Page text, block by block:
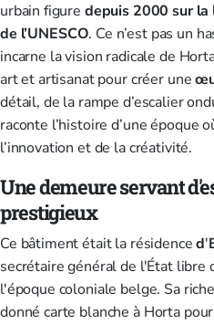
urbain figure depuis 2000 sur
de l’UNESCO. Ce n’est pas un
incarne la vision radicale de
art et artisanat pour créer une
détail, de la rampe d’escalier
raconte l’histoire d’une époque
l’innovation et de la créativité.
Une demeure servant
prestigieux
Ce bâtiment était la résidenced'
secrétaire général de l'État libre
l'époque coloniale belge. Sa
donné carte blanche à Horta